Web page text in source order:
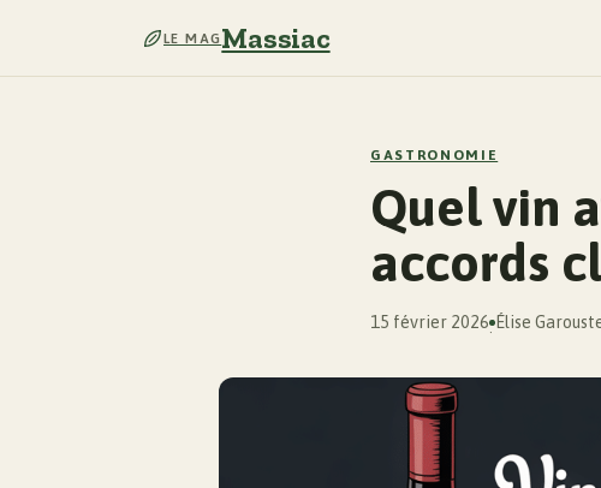
LE MAGMassiac
GASTRONOMIE
Quel vin
accords
15 février 2026
·
Élise